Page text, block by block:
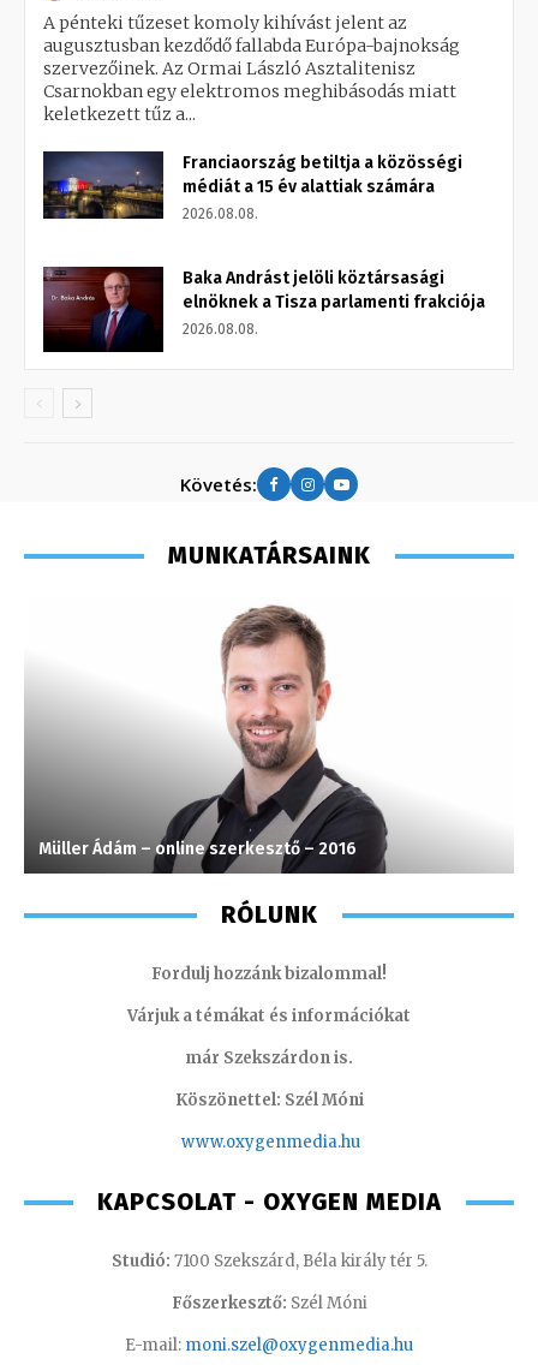
A pénteki tűzeset komoly kihívást jelent az
augusztusban kezdődő fallabda Európa-bajnokság
szervezőinek. Az Ormai László Asztalitenisz
Csarnokban egy elektromos meghibásodás miatt
keletkezett tűz a...
Franciaország betiltja a közösségi
médiát a 15 év alattiak számára
2026.08.08.
Baka Andrást jelöli köztársasági
elnöknek a Tisza parlamenti frakciója
2026.08.08.
Követés:
MUNKATÁRSAINK
Müller Ádám – online szerkesztő – 2016
RÓLUNK
Fordulj hozzánk bizalommal!
Várjuk a témákat és információkat
már Szekszárdon is.
Köszönettel: Szél Móni
www.oxygenmedia.hu
KAPCSOLAT - OXYGEN MEDIA
Studió: 7100 Szekszárd, Béla király tér 5.
Főszerkesztő: Szél Móni
E-mail: moni.szel@oxygenmedia.hu